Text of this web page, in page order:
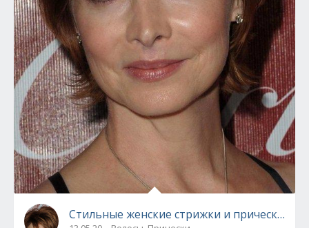
Стильные женские стрижки и прически